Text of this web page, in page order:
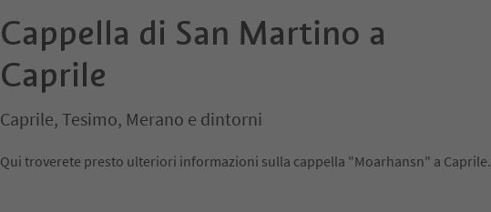
Cappella di San Martino a
Caprile
Caprile, Tesimo, Merano e dintorni
Qui troverete presto ulteriori informazioni sulla cappella "Moarhansn" a Caprile.